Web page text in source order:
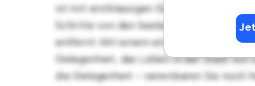
ist mit erstklassigen Geräten
Schritte von den besten Restaurants,
entfernt. Mit einem erschwinglichen
Gelegenheit, das Leben in der Stadt
die Gelegenheit - vereinbaren Sie noch